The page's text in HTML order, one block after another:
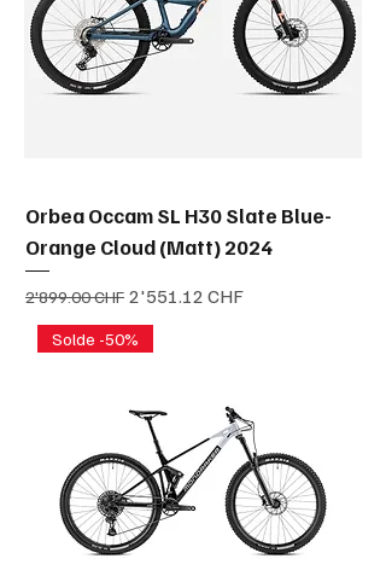
Orbea Occam SL H30 Slate Blue-
Orange Cloud (Matt) 2024
Prix original
2'899.00 CHF Prix promotionnel
2'551.12 CHF
Solde -50%